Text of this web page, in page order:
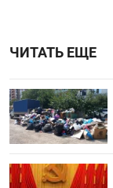
ЧИТАТЬ ЕЩЕ